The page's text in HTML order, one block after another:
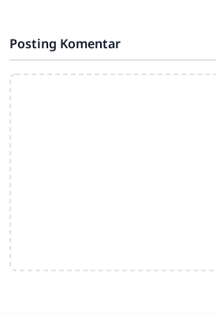
Posting Komentar